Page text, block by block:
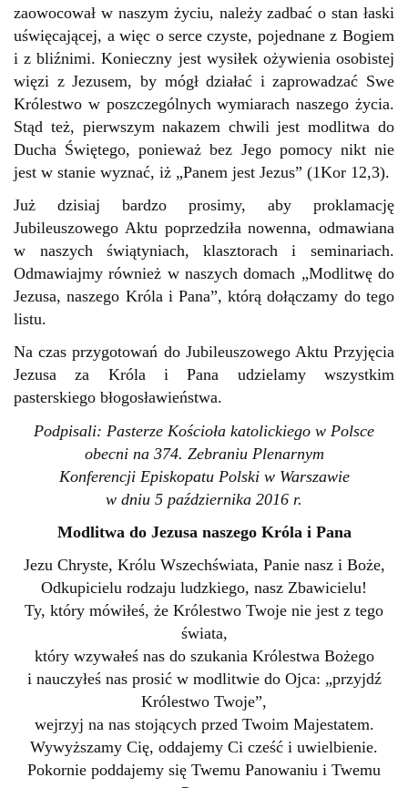
zaowocował w naszym życiu, należy zadbać o stan łaski
uświęcającej, a więc o serce czyste, pojednane z Bogiem
i z bliźnimi. Konieczny jest wysiłek ożywienia osobistej
więzi z Jezusem, by mógł działać i zaprowadzać Swe
Królestwo w poszczególnych wymiarach naszego życia.
Stąd też, pierwszym nakazem chwili jest modlitwa do
Ducha Świętego, ponieważ bez Jego pomocy nikt nie
jest w stanie wyznać, iż „Panem jest Jezus” (1Kor 12,3).
Już dzisiaj bardzo prosimy, aby proklamację
Jubileuszowego Aktu poprzedziła nowenna, odmawiana
w naszych świątyniach, klasztorach i seminariach.
Odmawiajmy również w naszych domach „Modlitwę do
Jezusa, naszego Króla i Pana”, którą dołączamy do tego
listu.
Na czas przygotowań do Jubileuszowego Aktu Przyjęcia
Jezusa za Króla i Pana udzielamy wszystkim
pasterskiego błogosławieństwa.
Podpisali: Pasterze Kościoła katolickiego w Polsce
obecni na 374. Zebraniu Plenarnym
Konferencji Episkopatu Polski w Warszawie
w dniu 5 października 2016 r.
Modlitwa do Jezusa naszego Króla i Pana
Jezu Chryste, Królu Wszechświata, Panie nasz i Boże,
Odkupicielu rodzaju ludzkiego, nasz Zbawicielu!
Ty, który mówiłeś, że Królestwo Twoje nie jest z tego
świata,
który wzywałeś nas do szukania Królestwa Bożego
i nauczyłeś nas prosić w modlitwie do Ojca: „przyjdź
Królestwo Twoje”,
wejrzyj na nas stojących przed Twoim Majestatem.
Wywyższamy Cię, oddajemy Ci cześć i uwielbienie.
Pokornie poddajemy się Twemu Panowaniu i Twemu